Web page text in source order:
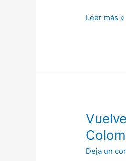
Leer más »
Deja un
Vuelven
las
clases
a